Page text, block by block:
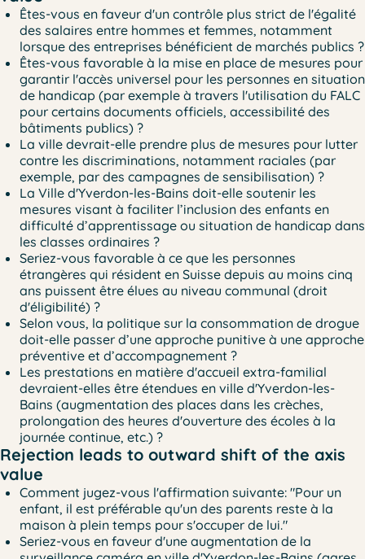
Êtes-vous en faveur d'un contrôle plus strict de l'égalité
des salaires entre hommes et femmes, notamment
lorsque des entreprises bénéficient de marchés publics ?
Êtes-vous favorable à la mise en place de mesures pour
garantir l'accès universel pour les personnes en situation
de handicap (par exemple à travers l'utilisation du FALC
pour certains documents officiels, accessibilité des
bâtiments publics) ?
La ville devrait-elle prendre plus de mesures pour lutter
contre les discriminations, notamment raciales (par
exemple, par des campagnes de sensibilisation) ?
La Ville d'Yverdon-les-Bains doit-elle soutenir les
mesures visant à faciliter l’inclusion des enfants en
difficulté d’apprentissage ou situation de handicap dans
les classes ordinaires ?
Seriez-vous favorable à ce que les personnes
étrangères qui résident en Suisse depuis au moins cinq
ans puissent être élues au niveau communal (droit
d'éligibilité) ?
Selon vous, la politique sur la consommation de drogue
doit-elle passer d’une approche punitive à une approche
préventive et d’accompagnement ?
Les prestations en matière d'accueil extra-familial
devraient-elles être étendues en ville d'Yverdon-les-
Bains (augmentation des places dans les crèches,
prolongation des heures d'ouverture des écoles à la
journée continue, etc.) ?
Rejection leads to outward shift of the axis
value
Comment jugez-vous l'affirmation suivante: "Pour un
enfant, il est préférable qu'un des parents reste à la
maison à plein temps pour s'occuper de lui."
Seriez-vous en faveur d'une augmentation de la